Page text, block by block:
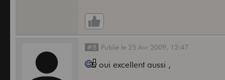
#8 Publié le 25 Avr 2009, 12:47
oui excellent aussi ,